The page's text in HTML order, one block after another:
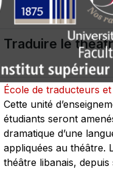
Traduire le
École de traducteurs
Cette unité
étudiants seront
dramatique d’une
appliquées au théâtre.
théâtre libanais,